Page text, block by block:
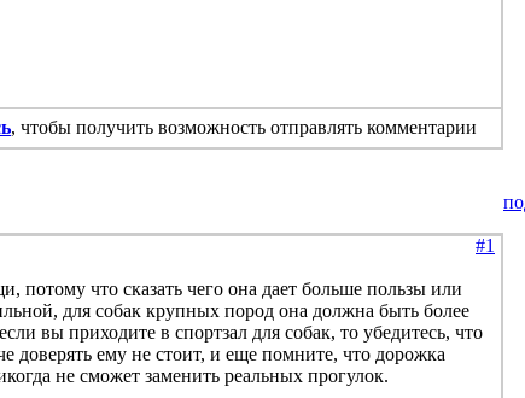
, чтобы получить возможность отправлять комментарии
#1
потому что сказать чего она дает больше пользы или
для собак крупных пород она должна быть более
вы приходите в спортзал для собак, то убедитесь, что
доверять ему не стоит, и еще помните, что дорожка
не сможет заменить реальных прогулок.